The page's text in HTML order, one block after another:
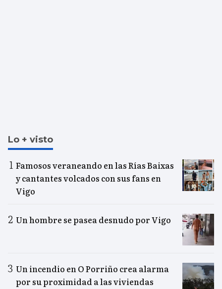
Lo + visto
Famosos veraneando en las Rías Baixas
y cantantes volcados con sus fans en
Vigo
Un hombre se pasea desnudo por Vigo
Un incendio en O Porriño crea alarma
por su proximidad a las viviendas